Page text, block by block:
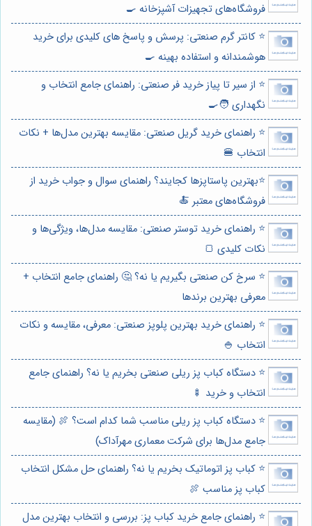
فروشگاه‌های تجهیزات آشپزخانه 🍳
⭐️ کانتر گرم صنعتی: پرسش و پاسخ های کلیدی برای خرید
هوشمندانه و استفاده بهینه 🍳
⭐️ از سیر تا پیاز خرید فر صنعتی: راهنمای جامع انتخاب و
نگهداری 🧑‍🍳
⭐️ راهنمای خرید گریل صنعتی: مقایسه بهترین مدل‌ها + نکات
انتخاب 🍔
⭐️بهترین پاستاپزها کجایند؟ راهنمای سوال و جواب خرید از
فروشگاه‌های معتبر 🍝
⭐️ راهنمای خرید توستر صنعتی: مقایسه مدل‌ها، ویژگی‌ها و
نکات کلیدی 🍞
⭐️ سرخ کن صنعتی بگیریم یا نه؟ 🤔 راهنمای جامع انتخاب +
معرفی بهترین برندها
⭐️ راهنمای خرید بهترین پلوپز صنعتی: معرفی، مقایسه و نکات
انتخاب 🍚
⭐️ دستگاه کباب پز ریلی صنعتی بخریم یا نه؟ راهنمای جامع
انتخاب و خرید 🍢
⭐️ دستگاه کباب پز ریلی مناسب شما کدام است؟ 🍖 (مقایسه
جامع مدل‌ها برای شرکت معماری مهرآداک)
⭐️ کباب پز اتوماتیک بخریم یا نه؟ راهنمای حل مشکل انتخاب
کباب پز مناسب 🍖
⭐️ راهنمای جامع خرید کباب پز: بررسی و انتخاب بهترین مدل